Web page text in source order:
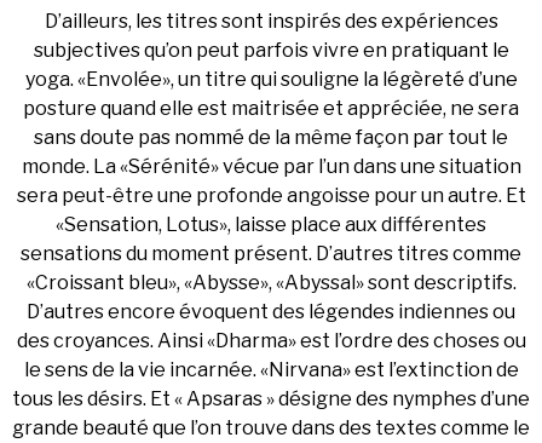
D’ailleurs, les titres sont inspirés des expériences
subjectives qu’on peut parfois vivre en pratiquant le
yoga. «Envolée», un titre qui souligne la légèreté d’une
posture quand elle est maitrisée et appréciée, ne sera
sans doute pas nommé de la même façon par tout le
monde. La «Sérénité» vécue par l’un dans une situation
sera peut-être une profonde angoisse pour un autre. Et
«Sensation, Lotus», laisse place aux différentes
sensations du moment présent. D’autres titres comme
«Croissant bleu», «Abysse», «Abyssal» sont descriptifs.
D’autres encore évoquent des légendes indiennes ou
des croyances. Ainsi «Dharma» est l’ordre des choses ou
le sens de la vie incarnée. «Nirvana» est l’extinction de
tous les désirs. Et « Apsaras » désigne des nymphes d’une
grande beauté que l’on trouve dans des textes comme le